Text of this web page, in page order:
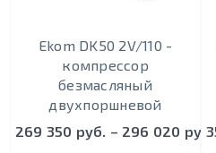
Ekom DK50 2V/110 -
кoмпрeccoр
безмасляный
двухпоршневой
269 350 руб. – 296 020 руб.